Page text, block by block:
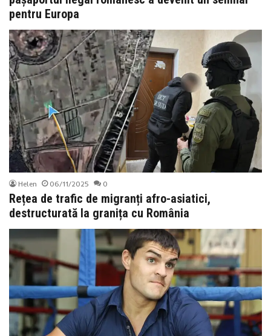
pentru Europa
Helen 06/11/2025 0
Rețea de trafic de migranți afro-asiatici,
destructurată la granița cu România